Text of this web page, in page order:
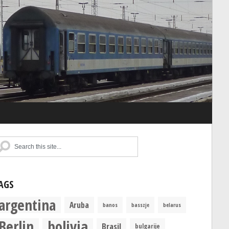
Aruba banos basszje belarus
Brasil bulgarije